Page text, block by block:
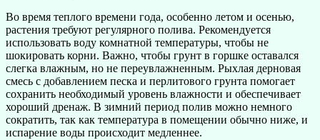
Во время теплого времени года, особенно летом и осенью,
растения требуют регулярного полива. Рекомендуется
использовать воду комнатной температуры, чтобы не
шокировать корни. Важно, чтобы грунт в горшке оставался
слегка влажным, но не переувлажненным. Рыхлая дерновая
смесь с добавлением песка и перлитового грунта помогает
сохранить необходимый уровень влажности и обеспечивает
хороший дренаж. В зимний период полив можно немного
сократить, так как температура в помещении обычно ниже, и
испарение воды происходит медленнее.